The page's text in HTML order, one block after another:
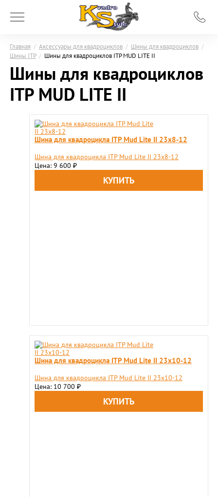
Главная / Аксессуары для квадроциклов / Шины для квадроциклов /
Шины ITP / Шины для квадроциклов ITP MUD LITE II
Шины для квадроциклов
ITP MUD LITE II
Шина для квадроцикла ITP Mud Lite II 23x8-12
Шина для квадроцикла ITP Mud Lite II 23x8-12
Цена: 9 600 ₽
Шина для квадроцикла ITP Mud Lite II 23x10-12
Шина для квадроцикла ITP Mud Lite II 23x10-12
Цена: 10 700 ₽